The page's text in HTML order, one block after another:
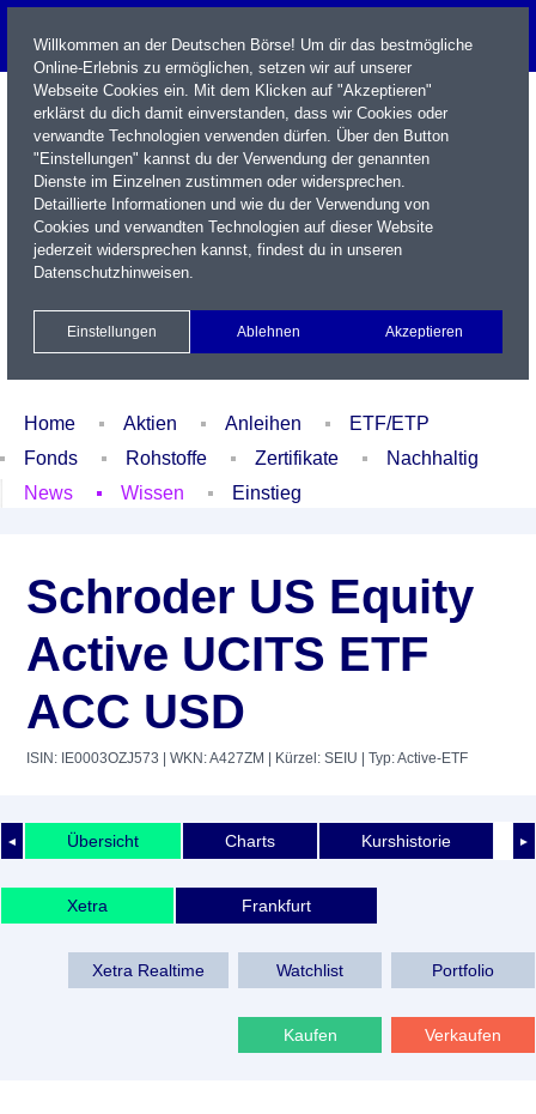
Name / WKN / ISIN / Kürzel
Xetra Realtime
Watchlist Portfolio Login
Home Aktien Anleihen
ETF/ETP
Fonds
Rohstoffe Zertifikate
Nachhaltig
News
Wissen Einstieg
Schroder US Equity
Active UCITS ETF
ACC USD
ISIN: IE0003OZJ573 | WKN: A427ZM | Kürzel: SEIU | Typ: Active-ETF
◄ ►
Übersicht Charts Kurshistorie
Xetra Frankfurt
Xetra Realtime Watchlist Portfolio
Kaufen Verkaufen
Willkommen an der Deutschen Börse! Um dir das bestmögliche
Online-Erlebnis zu ermöglichen, setzen wir auf unserer
Webseite Cookies ein. Mit dem Klicken auf "Akzeptieren"
erklärst du dich damit einverstanden, dass wir Cookies oder
verwandte Technologien verwenden dürfen. Über den Button
"Einstellungen" kannst du der Verwendung der genannten
Dienste im Einzelnen zustimmen oder widersprechen.
Detaillierte Informationen und wie du der Verwendung von
Cookies und verwandten Technologien auf dieser Website
jederzeit widersprechen kannst, findest du in unseren
Datenschutzhinweisen.
Einstellungen Ablehnen Akzeptieren